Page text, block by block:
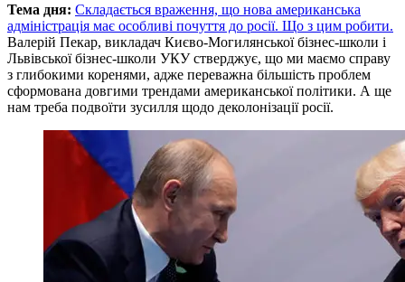
Тема дня: Складається враження, що нова американська
адміністрація має особливі почуття до росії. Що з цим робити.
Валерій Пекар, викладач Києво-Могилянської бізнес-школи і
Львівської бізнес-школи УКУ стверджує, що ми маємо справу
з глибокими коренями, адже переважна більшість проблем
сформована довгими трендами американської політики. А ще
нам треба подвоїти зусилля щодо деколонізації росії.